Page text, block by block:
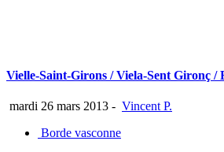
Vielle-Saint-Girons / Viela-Sent Gironç /
mardi 26 mars 2013 - Vincent P.
Borde vasconne